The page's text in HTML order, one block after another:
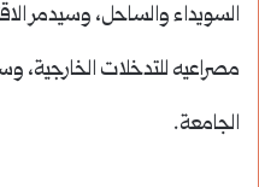
السويداء والساحل، وسيدمر
مصراعيه للتدخلات الخارجية،
الجامعة.